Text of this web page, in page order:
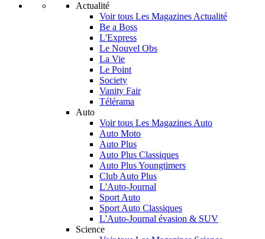
Actualité
Voir tous Les Magazines Actualité
Be a Boss
L'Express
Le Nouvel Obs
La Vie
Le Point
Society
Vanity Fair
Télérama
Auto
Voir tous Les Magazines Auto
Auto Moto
Auto Plus
Auto Plus Classiques
Auto Plus Youngtimers
Club Auto Plus
L'Auto-Journal
Sport Auto
Sport Auto Classiques
L'Auto-Journal évasion & SUV
Science